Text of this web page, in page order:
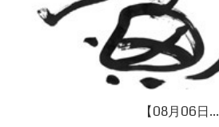
【08月06日...